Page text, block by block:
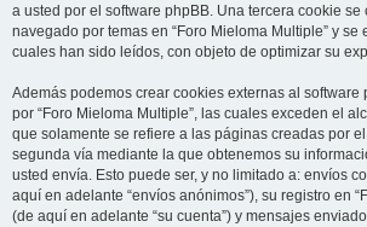
a usted por el software phpBB. Una tercera cookie
navegado por temas en “Foro Mieloma Multiple” y se
cuales han sido leídos, con objeto de optimizar su
Además podemos crear cookies externas al software
por “Foro Mieloma Multiple”, las cuales exceden el
que solamente se refiere a las páginas creadas por
segunda vía mediante la que obtenemos su
usted envía. Esto puede ser, y no limitado a: envíos
aquí en adelante “envíos anónimos”), su registro en
(de aquí en adelante “su cuenta”) y mensajes